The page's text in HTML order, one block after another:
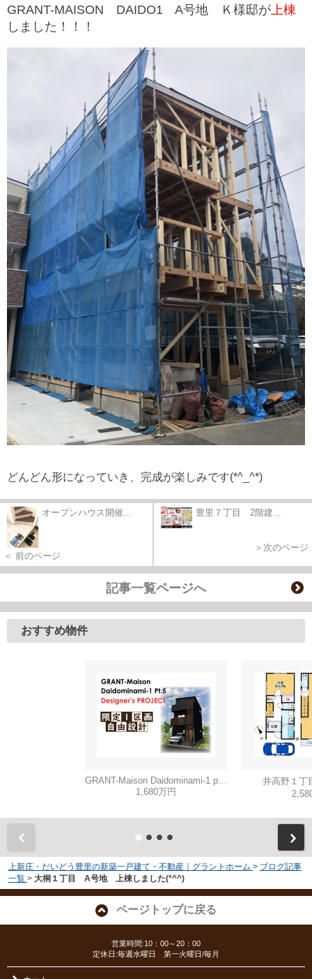
GRANT-MAISON DAIDO1 A号地 Ｋ様邸が上棟
しました！！！
どんどん形になっていき、完成が楽しみです(*^_^*)
オープンハウス開催...
＜ 前のページ
豊里７丁目 2階建...
＞次のページ
記事一覧ページへ
おすすめ物件
1,680万円
井高野１
上新庄・だいどう豊里の新築一戸建て・不動産｜グラントホーム > ブログ記事
一覧 > 大桐１丁目 A号地 上棟しました(*^^)
ページトップに戻る
営業時間:10：00～20：00
定休日:毎週水曜日 第一火曜日/毎月